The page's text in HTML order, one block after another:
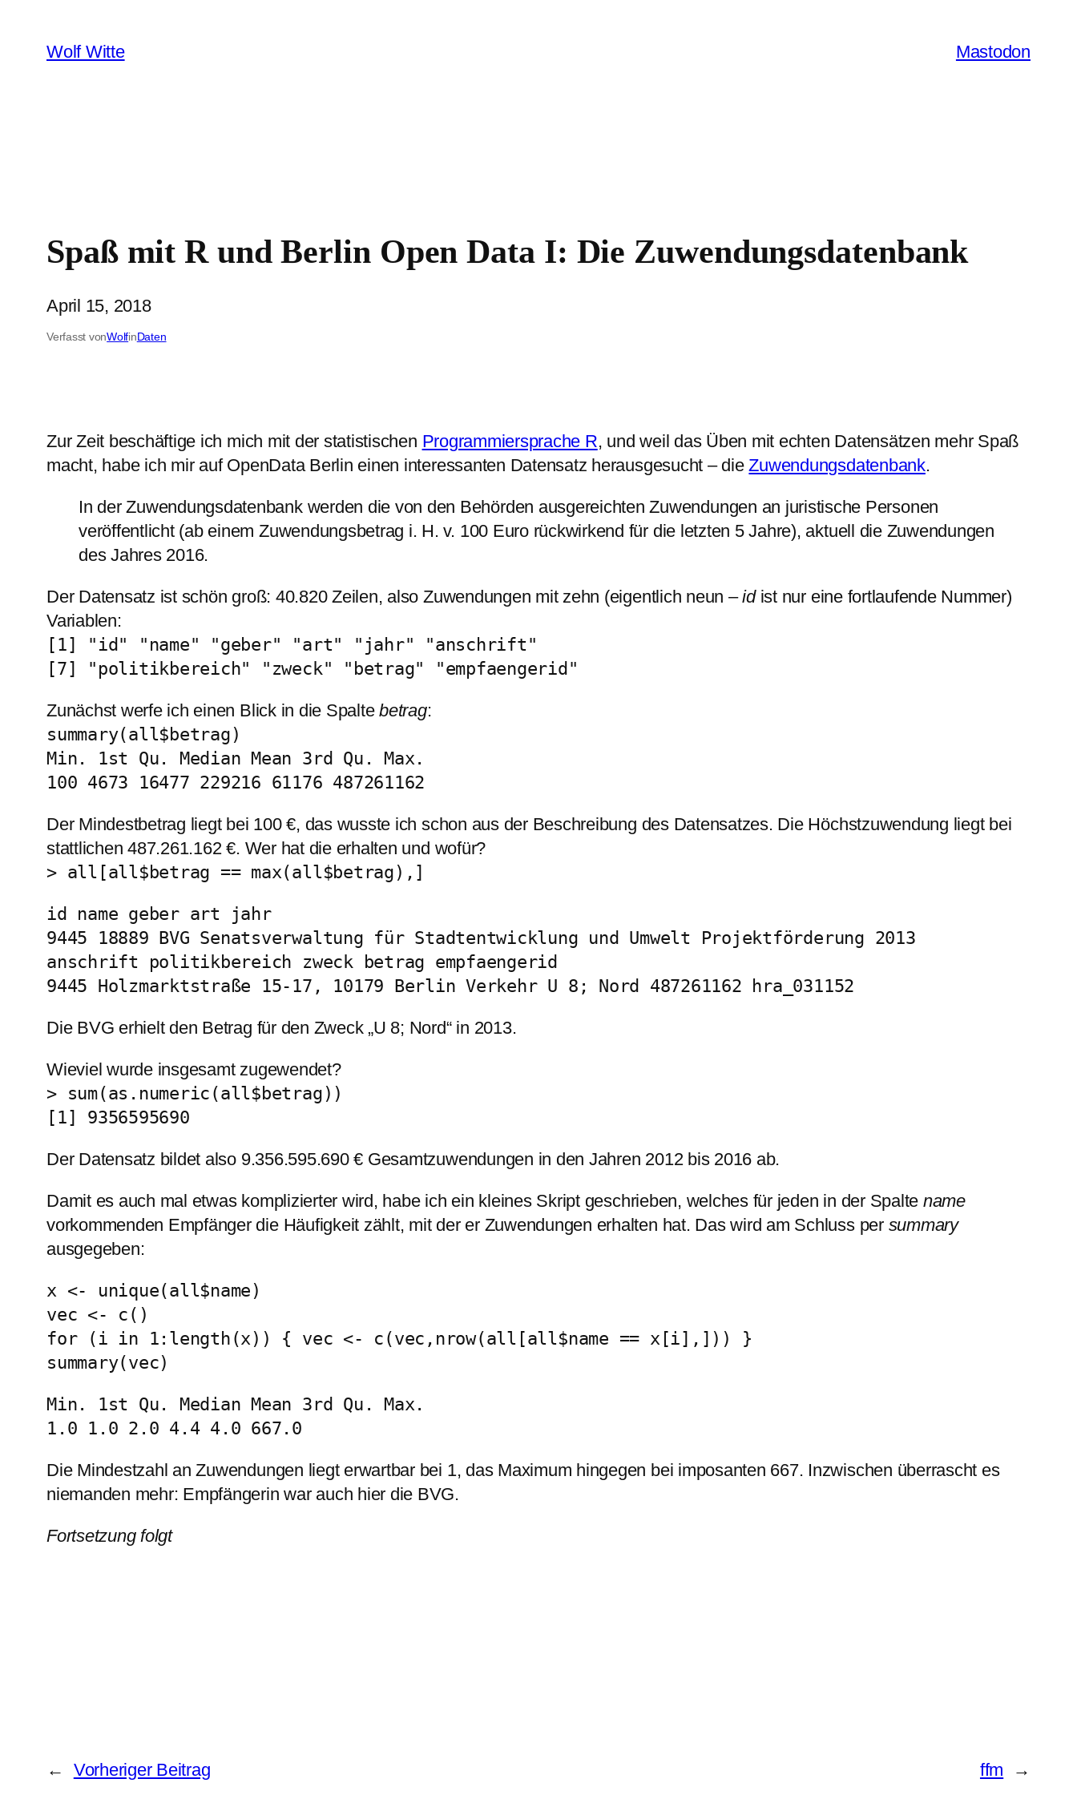
Inhalt
springen
Wolf Witte Mastodon
Spaß mit R und Berlin Open Data I: Die Zuwendungsdatenbank
April 15, 2018
Verfasst vonWolfinDaten
Zur Zeit beschäftige ich mich mit der statistischen Programmiersprache R, und weil das Üben mit echten Datensätzen mehr Spaß
macht, habe ich mir auf OpenData Berlin einen interessanten Datensatz herausgesucht – dieZuwendungsdatenbank.
In der Zuwendungsdatenbank werden die von den Behörden ausgereichten Zuwendungen an juristische Personen
veröffentlicht (ab einem Zuwendungsbetrag i. H. v. 100 Euro rückwirkend für die letzten 5 Jahre), aktuell die Zuwendungen
des Jahres 2016.
Der Datensatz ist schön groß: 40.820 Zeilen, also Zuwendungen mit zehn (eigentlich neun –idist nur eine fortlaufende Nummer)
Variablen:
[1] "id" "name" "geber" "art" "jahr" "anschrift"
[7] "politikbereich" "zweck" "betrag" "empfaengerid"
Zunächst werfe ich einen Blick in die Spaltebetrag:
summary(all$betrag)
Min. 1st Qu. Median Mean 3rd Qu. Max.
100 4673 16477 229216 61176 487261162
Der Mindestbetrag liegt bei 100 €, das wusste ich schon aus der Beschreibung des Datensatzes. Die Höchstzuwendung liegt bei
stattlichen 487.261.162 €. Wer hat die erhalten und wofür?
> all[all$betrag == max(all$betrag),]
id name geber art jahr
9445 18889 BVG Senatsverwaltung für Stadtentwicklung und Umwelt Projektförderung 2013
anschrift politikbereich zweck betrag empfaengerid
9445 Holzmarktstraße 15-17, 10179 Berlin Verkehr U 8; Nord 487261162 hra_031152
Die BVG erhielt den Betrag für den Zweck „U 8; Nord“ in 2013.
Wieviel wurde insgesamt zugewendet?
> sum(as.numeric(all$betrag))
[1] 9356595690
Der Datensatz bildet also 9.356.595.690 € Gesamtzuwendungen in den Jahren 2012 bis 2016 ab.
Damit es auch mal etwas komplizierter wird, habe ich ein kleines Skript geschrieben, welches für jeden in der Spalte name
vorkommenden Empfänger die Häufigkeit zählt, mit der er Zuwendungen erhalten hat. Das wird am Schluss per summary
ausgegeben:
x <- unique(all$name)
vec <- c()
for (i in 1:length(x)) { vec <- c(vec,nrow(all[all$name == x[i],])) }
summary(vec)
Min. 1st Qu. Median Mean 3rd Qu. Max.
1.0 1.0 2.0 4.4 4.0 667.0
Die Mindestzahl an Zuwendungen liegt erwartbar bei 1, das Maximum hingegen bei imposanten 667. Inzwischen überrascht es
niemanden mehr: Empfängerin war auch hier die BVG.
Fortsetzung folgt
← Vorheriger Beitrag ffm →